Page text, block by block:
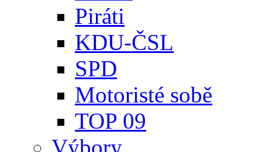
Piráti
KDU-ČSL
SPD
Motoristé sobě
TOP 09
Výbory